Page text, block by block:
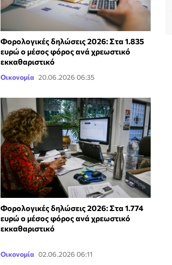
Φορολογικές δηλώσεις 2026: Στα 1.835
ευρώ ο μέσος φόρος ανά χρεωστικό
εκκαθαριστικό
Οικονομία 20.06.2026 06:35
Φορολογικές δηλώσεις 2026: Στα 1.774
ευρώ ο μέσος φόρος ανά χρεωστικό
εκκαθαριστικό
Οικονομία 02.06.2026 06:11